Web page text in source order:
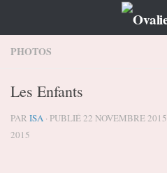
PHOTOS
Les Enfants
PAR ISA · PUBLIÉ 22 NOVEMBRE 2015
2015